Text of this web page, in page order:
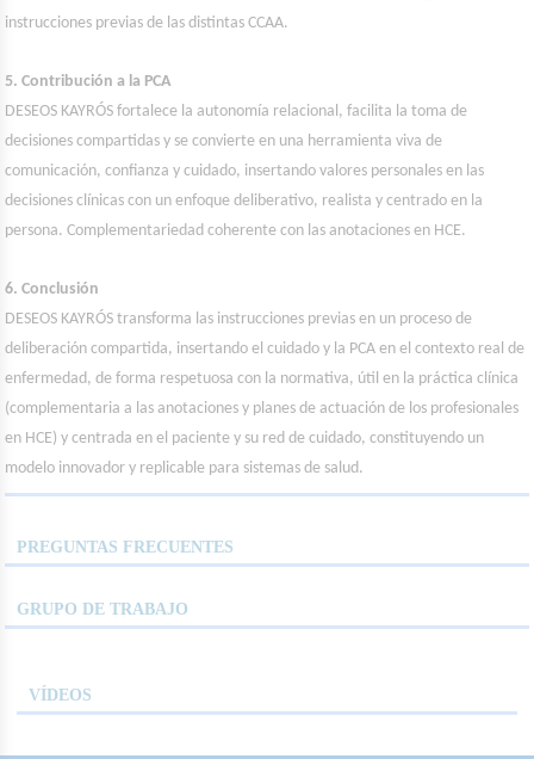
instrucciones previas de las distintas CCAA.
5. Contribución a la PCA
DESEOS KAYRÓS fortalece la autonomía relacional, facilita la toma de
decisiones compartidas y se convierte en una herramienta viva de
comunicación, confianza y cuidado, insertando valores personales en las
decisiones clínicas con un enfoque deliberativo, realista y centrado en la
persona. Complementariedad coherente con las anotaciones en HCE.
6. Conclusión
DESEOS KAYRÓS transforma las instrucciones previas en un proceso de
deliberación compartida, insertando el cuidado y la PCA en el contexto real de
enfermedad, de forma respetuosa con la normativa, útil en la práctica clínica
(complementaria a las anotaciones y planes de actuación de los profesionales
en HCE) y centrada en el paciente y su red de cuidado, constituyendo un
modelo innovador y replicable para sistemas de salud.
PREGUNTAS FRECUENTES
GRUPO DE TRABAJO
VÍDEOS